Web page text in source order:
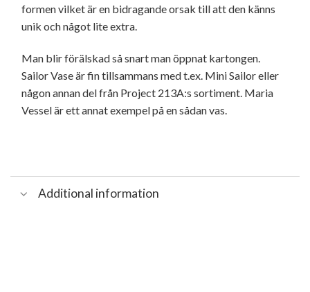
formen vilket är en bidragande orsak till att den känns
unik och något lite extra.
Man blir förälskad så snart man öppnat kartongen.
Sailor Vase är fin tillsammans med t.ex. Mini Sailor eller
någon annan del från Project 213A:s sortiment. Maria
Vessel är ett annat exempel på en sådan vas.
Additional information